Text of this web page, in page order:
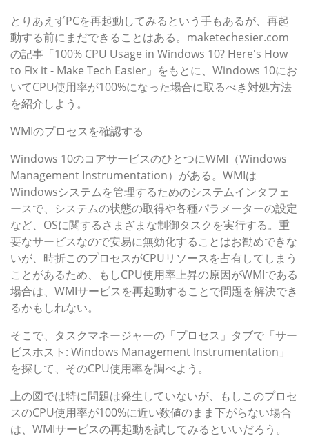
とりあえずPCを再起動してみるという手もあるが、再起
動する前にまだできることはある。maketechesier.com
の記事「100% CPU Usage in Windows 10? Here's How
to Fix it - Make Tech Easier」をもとに、Windows 10にお
いてCPU使用率が100%になった場合に取るべき対処方法
を紹介しよう。
WMIのプロセスを確認する
Windows 10のコアサービスのひとつにWMI（Windows
Management Instrumentation）がある。WMIは
Windowsシステムを管理するためのシステムインタフェ
ースで、システムの状態の取得や各種パラメーターの設定
など、OSに関するさまざまな制御タスクを実行する。重
要なサービスなので安易に無効化することはお勧めできな
いが、時折このプロセスがCPUリソースを占有してしまう
ことがあるため、もしCPU使用率上昇の原因がWMIである
場合は、WMIサービスを再起動することで問題を解決でき
るかもしれない。
そこで、タスクマネージャーの「プロセス」タブで「サー
ビスホスト: Windows Management Instrumentation」
を探して、そのCPU使用率を調べよう。
上の図では特に問題は発生していないが、もしこのプロセ
スのCPU使用率が100%に近い数値のまま下がらない場合
は、WMIサービスの再起動を試してみるといいだろう。